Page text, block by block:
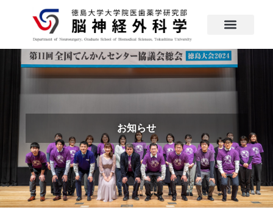
お知らせ